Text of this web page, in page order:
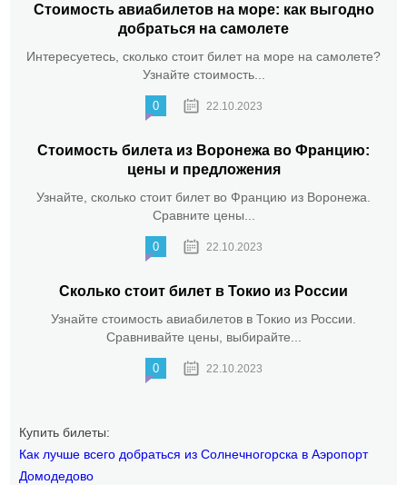
Стоимость авиабилетов на море: как выгодно
добраться на самолете
Интересуетесь, сколько стоит билет на море на самолете?
Узнайте стоимость...
0 22.10.2023
Стоимость билета из Воронежа во Францию:
цены и предложения
Узнайте, сколько стоит билет во Францию из Воронежа.
Сравните цены...
0 22.10.2023
Сколько стоит билет в Токио из России
Узнайте стоимость авиабилетов в Токио из России.
Сравнивайте цены, выбирайте...
0 22.10.2023
Купить билеты:
Как лучше всего добраться из Солнечногорска в Аэропорт
Домодедово